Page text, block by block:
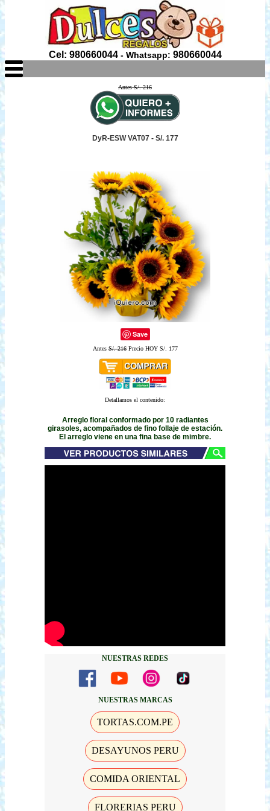
Cel: 980660044- Whatsapp: 980660044
Antes S/. 216
DyR-ESW VAT07 - S/. 177
Save
AntesS/. 216Precio HOY S/. 177
Detallamos el contenido:
Arreglo floral conformado por 10 radiantes
girasoles, acompañados de fino follaje de estación.
El arreglo viene en una fina base de mimbre.
NUESTRAS REDES
NUESTRAS MARCAS
TORTAS.COM.PE
DESAYUNOS PERU
COMIDA ORIENTAL
FLORERIAS PERU